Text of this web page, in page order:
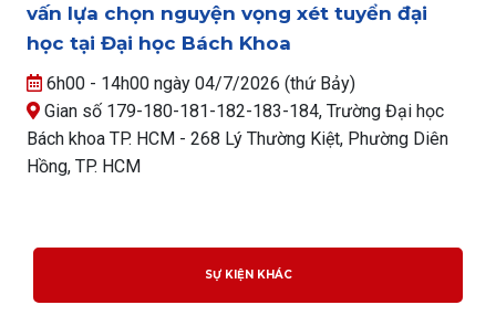
vấn lựa chọn nguyện vọng xét tuyển đại
học tại Đại học Bách Khoa
6h00 - 14h00 ngày 04/7/2026 (thứ Bảy)
Gian số 179-180-181-182-183-184, Trường Đại học
Bách khoa TP. HCM - 268 Lý Thường Kiệt, Phường Diên
Hồng, TP. HCM
SỰ KIỆN KHÁC